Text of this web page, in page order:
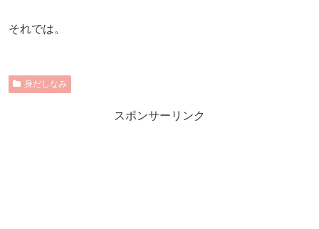
それでは。
身だしなみ
スポンサーリンク